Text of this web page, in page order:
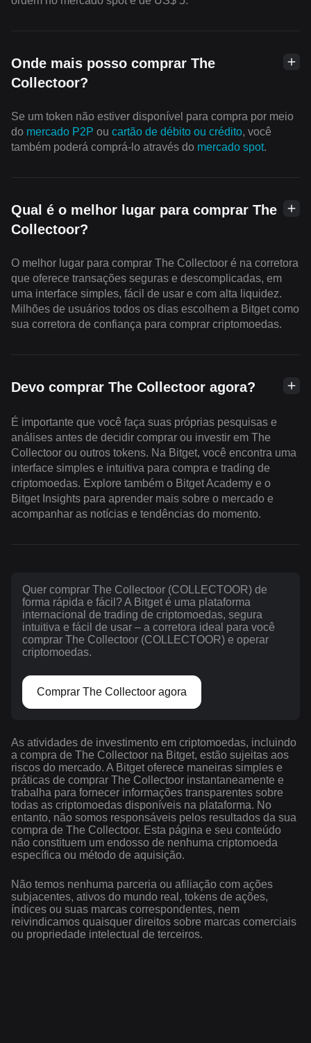
Onde mais posso comprar The
Collectoor?
Se um token não estiver disponível para compra por meio
do mercado P2P ou cartão de débito ou crédito, você
também poderá comprá-lo através do mercado spot.
Qual é o melhor lugar para comprar The
Collectoor?
O melhor lugar para comprar The Collectoor é na corretora
que oferece transações seguras e descomplicadas, em
uma interface simples, fácil de usar e com alta liquidez.
Milhões de usuários todos os dias escolhem a Bitget como
sua corretora de confiança para comprar criptomoedas.
Devo comprar The Collectoor agora?
É importante que você faça suas próprias pesquisas e
análises antes de decidir comprar ou investir em The
Collectoor ou outros tokens. Na Bitget, você encontra uma
interface simples e intuitiva para compra e trading de
criptomoedas. Explore também o Bitget Academy e o
Bitget Insights para aprender mais sobre o mercado e
acompanhar as notícias e tendências do momento.
Quer comprar The Collectoor (COLLECTOOR) de
forma rápida e fácil? A Bitget é uma plataforma
internacional de trading de criptomoedas, segura
intuitiva e fácil de usar – a corretora ideal para você
comprar The Collectoor (COLLECTOOR) e operar
criptomoedas.
Comprar The Collectoor agora
As atividades de investimento em criptomoedas, incluindo
a compra de The Collectoor na Bitget, estão sujeitas aos
riscos do mercado. A Bitget oferece maneiras simples e
práticas de comprar The Collectoor instantaneamente e
trabalha para fornecer informações transparentes sobre
todas as criptomoedas disponíveis na plataforma. No
entanto, não somos responsáveis pelos resultados da sua
compra de The Collectoor. Esta página e seu conteúdo
não constituem um endosso de nenhuma criptomoeda
específica ou método de aquisição.
Não temos nenhuma parceria ou afiliação com ações
subjacentes, ativos do mundo real, tokens de ações,
índices ou suas marcas correspondentes, nem
reivindicamos quaisquer direitos sobre marcas comerciais
ou propriedade intelectual de terceiros.